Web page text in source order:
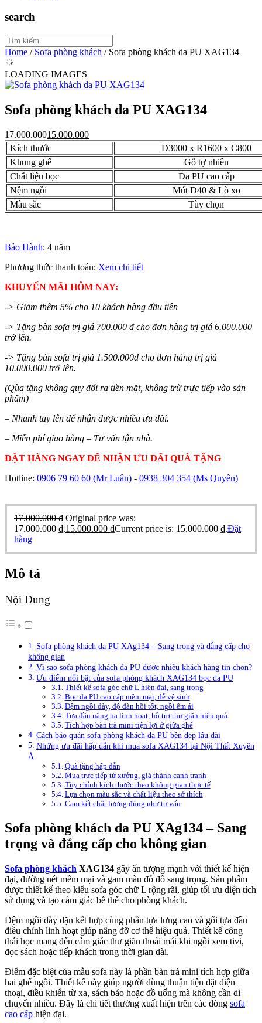
search
Home / Sofa phòng khách / Sofa phòng khách da PU XAG134
LOADING IMAGES
Sofa phòng khách da PU XAG134
17.000.00015.000.000
Kích thước
D3000 x R1600 x C800
Khung ghế
Gỗ tự nhiên
Chất liệu bọc
Da PU cao cấp
Nệm ngồi
Mút D40 & Lò xo
Màu sắc
Tùy chọn
Bảo Hành: 4 năm
Phương thức thanh toán: Xem chi tiết
KHUYẾN MÃI HÔM NAY:
-> Giảm thêm 5% cho 10 khách hàng đầu tiên
-> Tặng bàn sofa trị giá 700.000 đ cho đơn hàng trị giá 6.000.000
trở lên.
-> Tặng bàn sofa trị giá 1.500.000đ cho đơn hàng trị giá
10.000.000 trở lên.
(Qùa tặng không quy đổi ra tiền mặt, không trừ trực tiếp vào sản
phẩm)
– Nhanh tay lên để nhận được nhiều ưu đãi.
– Miễn phí giao hàng – Tư vấn tận nhà.
ĐẶT HÀNG NGAY ĐỂ NHẬN ƯU ĐÃI QUÀ TẶNG
Hotline: 0906 79 60 60 (Mr Luân) - 0938 304 354 (Ms Quyên)
17.000.000₫ Original price was:
17.000.000 ₫.15.000.000 ₫Current price is: 15.000.000 ₫.Đặt
hàng
Mô tả
Nội Dung
Sofa phòng khách da PU XAg134 – Sang trọng và đẳng cấp cho
không gian
Vì sao sofa phòng khách da PU được nhiều khách hàng tin chọn?
Ưu điểm nổi bật của sofa phòng khách XAG134 bọc da PU
Thiết kế sofa góc chữ L hiện đại, sang trọng
Bọc da PU cao cấp mềm mại, dễ vệ sinh
Đệm ngồi dày, độ đàn hồi tốt, ngồi êm ái
Tựa đầu nâng hạ linh hoạt, hỗ trợ thư giãn hiệu quả
Tích hợp bàn trà mini tiện lợi ở giữa ghế
Cách bảo quản sofa phòng khách da PU bền đẹp lâu dài
Những ưu đãi hấp dẫn khi mua sofa XAG134 tại Nội Thất Xuyên
Á
Quà tặng hấp dẫn
Mua trực tiếp từ xưởng, giá thành cạnh tranh
Tùy chỉnh kích thước theo không gian thực tế
Lựa chọn màu sắc và chất liệu theo sở thích
Cam kết chất lượng đúng như tư vấn
Sofa phòng khách da PU XAg134 – Sang
trọng và đẳng cấp cho không gian
Sofa phòng khách XAG134 gây ấn tượng mạnh với thiết kế hiện
đại, đường nét mềm mại và gam màu đỏ đô sang trọng. Sản phẩm
được thiết kế theo kiểu sofa góc chữ L rộng rãi, giúp tối ưu diện tích
sử dụng và tạo cảm giác bề thế cho phòng khách.
Đệm ngồi dày dặn kết hợp cùng phần tựa lưng cao và gối tựa đầu
điều chỉnh linh hoạt giúp nâng đỡ cơ thể hiệu quả. Thiết kế công
thái học mang đến cảm giác thư giãn thoải mái khi ngồi xem tivi,
đọc sách hoặc tiếp khách trong thời gian dài.
Điểm đặc biệt của mẫu sofa này là phần bàn trà mini tích hợp giữa
hai ghế ngồi. Thiết kế này giúp người dùng thuận tiện đặt điện
thoại, điều khiển từ xa, sách báo hoặc đồ uống mà không cần di
chuyển nhiều. Đây là chi tiết thường xuất hiện trên các dòng sofa
cao cấp hiện đại.